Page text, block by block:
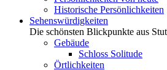
Historische Persönlichkeiten
Sehenswürdigkeiten
Die schönsten Blickpunkte aus
Gebäude
Schloss Solitude
Örtlichkeiten